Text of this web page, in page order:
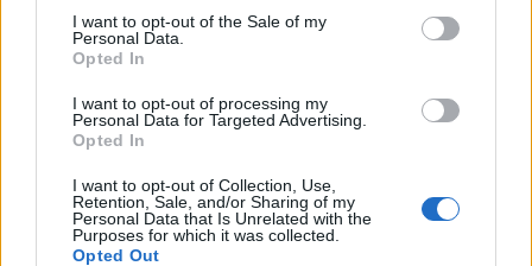
consent section.
I want to opt-out of the Sale of my
Personal Data.
Opted In
I want to opt-out of processing my
Personal Data for Targeted Advertising.
Opted In
I want to opt-out of Collection, Use,
Retention, Sale, and/or Sharing of my
Personal Data that Is Unrelated with the
Purposes for which it was collected.
Opted Out
ADATVÉDELEM
FELHASZNÁLÁSI FELTÉTELEK
RSS